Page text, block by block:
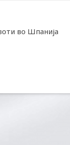
во Шпанија